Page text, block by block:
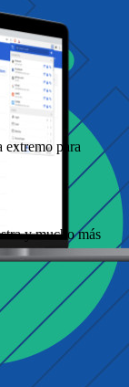
extremo para
y mucho más